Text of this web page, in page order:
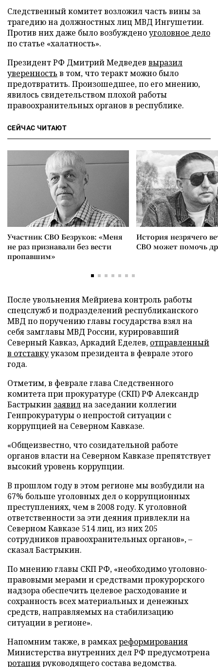
Следственный комитет возложил часть вины за
трагедию на должностных лиц МВД Ингушетии.
Против них даже было возбужденоуголовное дело
по статье «халатность».
Президент РФ Дмитрий Медведев выразил
уверенность в том, что теракт можно было
предотвратить. Произошедшее, по его мнению,
явилось свидетельством плохой работы
правоохранительных органов в республике.
СЕЙЧАС ЧИТАЮТ
Участник СВО Безруков: «Меня
не раз признавали без вести
пропавшим»
История незрячего
СВО может помочь
После увольнения Мейриева контроль работы
спецслужб и подразделений республиканского
МВД по поручению главы государства взял на
себя замглавы МВД России, курировавший
Северный Кавказ, Аркадий Еделев, отправленный
в отставкууказом президента в феврале этого
года.
Отметим, в феврале глава Следственного
комитета при прокуратуре (СКП) РФ Александр
Бастрыкин заявилна заседании коллегии
Генпрокуратуры о непростой ситуации с
коррупцией на Северном Кавказе.
«Общеизвестно, что созидательной работе
органов власти на Северном Кавказе препятствует
высокий уровень коррупции.
В прошлом году в этом регионе мы возбудили на
67% больше уголовных дел о коррупционных
преступлениях, чем в 2008 году. К уголовной
ответственности за эти деяния привлекли на
Северном Кавказе 514 лиц, из них 205
сотрудников правоохранительных органов», –
сказал Бастрыкин.
По мнению главы СКП РФ, «необходимо уголовно-
правовыми мерами и средствами прокурорского
надзора обеспечить целевое расходование и
сохранность всех материальных и денежных
средств, направляемых на стабилизацию
ситуации в регионе».
Напомним также, в рамкахреформирования
Министерства внутренних дел РФ предусмотрена
ротацияруководящего состава ведомства.